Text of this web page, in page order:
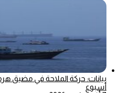
أسبوع